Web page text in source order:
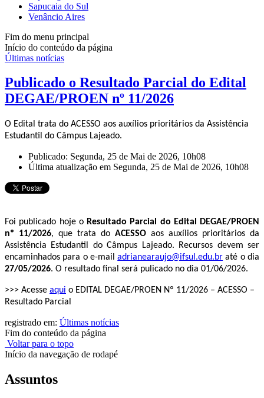
Sapucaia do Sul
Venâncio Aires
Fim do menu principal
Início do conteúdo da página
Últimas notícias
Publicado o Resultado Parcial do Edital
DEGAE/PROEN nº 11/2026
O Edital trata do ACESSO aos auxílios prioritários da Assistência
Estudantil do Câmpus Lajeado.
Publicado: Segunda, 25 de Mai de 2026, 10h08
Última atualização em Segunda, 25 de Mai de 2026, 10h08
Foi publicado hoje o Resultado Parcial do Edital DEGAE/PROEN
nº 11/2026, que trata do ACESSO aos auxílios prioritários da
Assistência Estudantil do Câmpus Lajeado. Recursos devem ser
encaminhados para o e-mailadrianearaujo@ifsul.edu.br até o dia
27/05/2026. O resultado final será pulicado no dia 01/06/2026.
>>> Acesse aqui o EDITAL DEGAE/PROEN Nº 11/2026 – ACESSO –
Resultado Parcial
registrado em: Últimas notícias
Fim do conteúdo da página
Voltar para o topo
Início da navegação de rodapé
Assuntos